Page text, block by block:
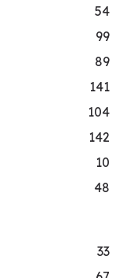
54
99
89
141
104
142
10
48
33